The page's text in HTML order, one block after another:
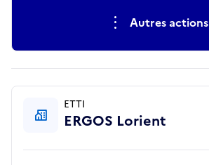
Autres actions
ETTI
ERGOS Lorient